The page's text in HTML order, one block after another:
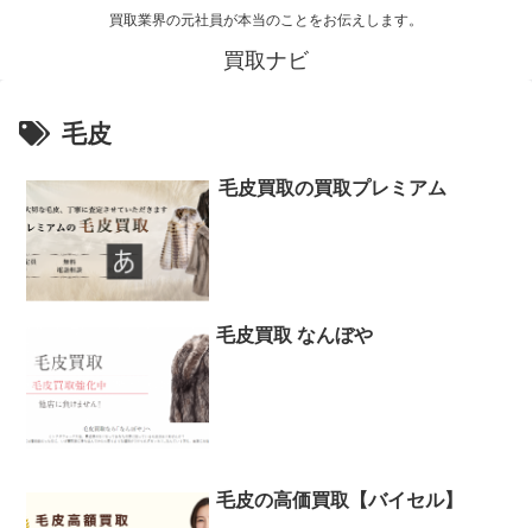
買取業界の元社員が本当のことをお伝えします。
買取ナビ
毛皮
毛皮買取の買取プレミアム
毛皮買取 なんぼや
毛皮の高価買取【バイセル】